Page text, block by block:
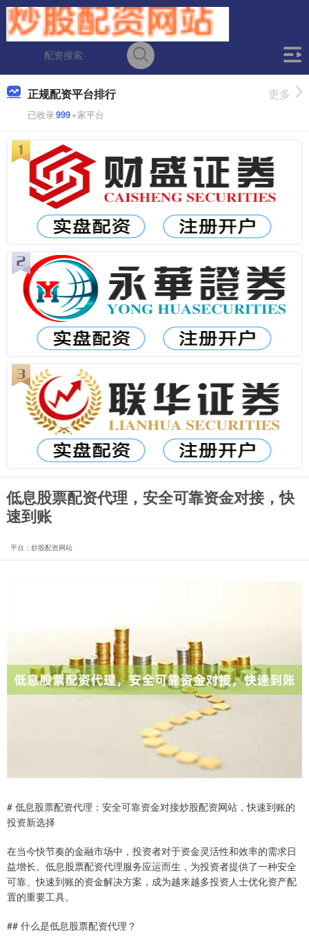
正规配资平台排行
已收录999+家平台
更多
低息股票配资代理，安全可靠资金对接，快
速到账
平台：炒股配资网站
# 低息股票配资代理：安全可靠资金对接炒股配资网站，快速到账的
投资新选择
在当今快节奏的金融市场中，投资者对于资金灵活性和效率的需求日
益增长。低息股票配资代理服务应运而生，为投资者提供了一种安全
可靠、快速到账的资金解决方案，成为越来越多投资人士优化资产配
置的重要工具。
## 什么是低息股票配资代理？